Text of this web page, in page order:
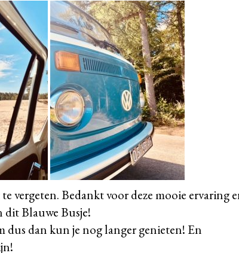
vergeten. Bedankt voor deze mooie ervaring
Blauwe Busje!
dus dan kun je nog langer genieten! En